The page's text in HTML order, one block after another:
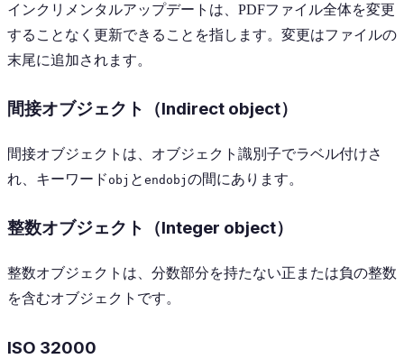
インクリメンタルアップデートは、PDFファイル全体を変更
することなく更新できることを指します。変更はファイルの
末尾に追加されます。
間接オブジェクト（Indirect object）
間接オブジェクトは、オブジェクト識別子でラベル付けさ
れ、キーワード obj と endobj の間にあります。
整数オブジェクト（Integer object）
整数オブジェクトは、分数部分を持たない正または負の整数
を含むオブジェクトです。
ISO 32000